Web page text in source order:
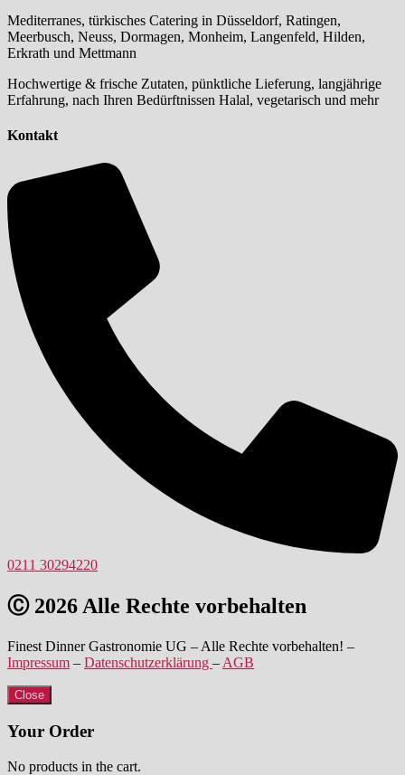
Mediterranes, türkisches Catering in Düsseldorf, Ratingen,
Meerbusch, Neuss, Dormagen, Monheim, Langenfeld, Hilden,
Erkrath und Mettmann
Hochwertige & frische Zutaten, pünktliche Lieferung, langjährige
Erfahrung, nach Ihren Bedürftnissen Halal, vegetarisch und mehr
Kontakt
0211 30294220
Ⓒ 2026 Alle Rechte vorbehalten
Finest Dinner Gastronomie UG – Alle Rechte vorbehalten! –
Impressum – Datenschutzerklärung – AGB
Close
Your Order
No products in the cart.